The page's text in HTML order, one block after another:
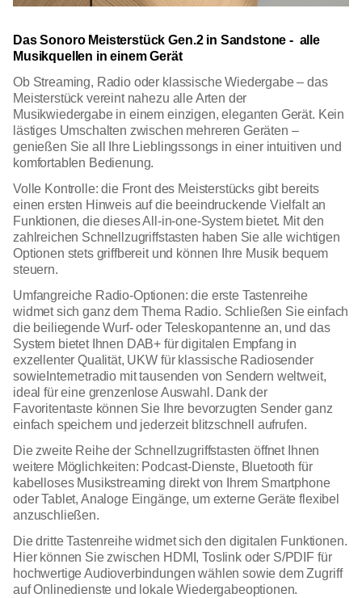
Das Sonoro Meisterstück Gen.2 in Sandstone - alle
Musikquellen in einem Gerät
Ob Streaming, Radio oder klassische Wiedergabe – das
Meisterstück vereint nahezu alle Arten der
Musikwiedergabe in einem einzigen, eleganten Gerät. Kein
lästiges Umschalten zwischen mehreren Geräten –
genießen Sie all Ihre Lieblingssongs in einer intuitiven und
komfortablen Bedienung.
Volle Kontrolle: die Front des Meisterstücks gibt bereits
einen ersten Hinweis auf die beeindruckende Vielfalt an
Funktionen, die dieses All-in-one-System bietet. Mit den
zahlreichen Schnellzugriffstasten haben Sie alle wichtigen
Optionen stets griffbereit und können Ihre Musik bequem
steuern.
Umfangreiche Radio-Optionen: die erste Tastenreihe
widmet sich ganz dem Thema Radio. Schließen Sie einfach
die beiliegende Wurf- oder Teleskopantenne an, und das
System bietet Ihnen DAB+ für digitalen Empfang in
exzellenter Qualität, UKW für klassische Radiosender
sowieInternetradio mit tausenden von Sendern weltweit,
ideal für eine grenzenlose Auswahl. Dank der
Favoritentaste können Sie Ihre bevorzugten Sender ganz
einfach speichern und jederzeit blitzschnell aufrufen.
Die zweite Reihe der Schnellzugriffstasten öffnet Ihnen
weitere Möglichkeiten: Podcast-Dienste, Bluetooth für
kabelloses Musikstreaming direkt von Ihrem Smartphone
oder Tablet, Analoge Eingänge, um externe Geräte flexibel
anzuschließen.
Die dritte Tastenreihe widmet sich den digitalen Funktionen.
Hier können Sie zwischen HDMI, Toslink oder S/PDIF für
hochwertige Audioverbindungen wählen sowie dem Zugriff
auf Onlinedienste und lokale Wiedergabeoptionen.